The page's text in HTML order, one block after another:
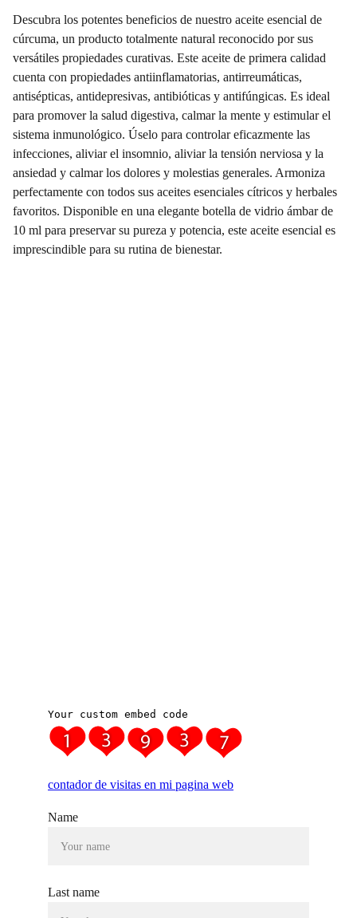
Descubra los potentes beneficios de nuestro aceite esencial de
cúrcuma, un producto totalmente natural reconocido por sus
versátiles propiedades curativas. Este aceite de primera calidad
cuenta con propiedades antiinflamatorias, antirreumáticas,
antisépticas, antidepresivas, antibióticas y antifúngicas. Es ideal
para promover la salud digestiva, calmar la mente y estimular el
sistema inmunológico. Úselo para controlar eficazmente las
infecciones, aliviar el insomnio, aliviar la tensión nerviosa y la
ansiedad y calmar los dolores y molestias generales. Armoniza
perfectamente con todos sus aceites esenciales cítricos y herbales
favoritos. Disponible en una elegante botella de vidrio ámbar de
10 ml para preservar su pureza y potencia, este aceite esencial es
imprescindible para su rutina de bienestar.
Name
Last name